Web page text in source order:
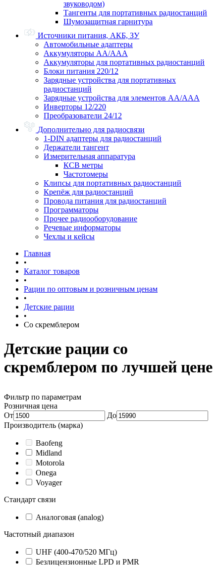
звуководом)
Тангенты для портативных радиостанций
Шумозащитная гарнитура
Источники питания, АКБ, ЗУ
Автомобильные адаптеры
Аккумуляторы АА/ААА
Аккумуляторы для портативных радиостанций
Блоки питания 220/12
Зарядные устройства для портативных
радиостанций
Зарядные устройства для элементов АА/ААА
Инверторы 12/220
Преобразователи 24/12
Дополнительно для радиосвязи
1-DIN адаптеры для радиостанций
Держатели тангент
Измерительная аппаратура
КСВ метры
Частотомеры
Клипсы для портативных радиостанций
Крепёж для радиостанций
Провода питания для радиостанций
Программаторы
Прочее радиооборудование
Речевые информаторы
Чехлы и кейсы
Главная
•
Каталог товаров
•
Рации по оптовым и розничным ценам
•
Детские рации
•
Со скремблером
Детские рации со
скремблером по лучшей цене
Фильтр по параметрам
Розничная цена
От
До
Производитель (марка)
Baofeng
Midland
Motorola
Onega
Voyager
Стандарт связи
Аналоговая (analog)
Частотный диапазон
UHF (400-470/520 МГц)
Безлицензионные LPD и PMR